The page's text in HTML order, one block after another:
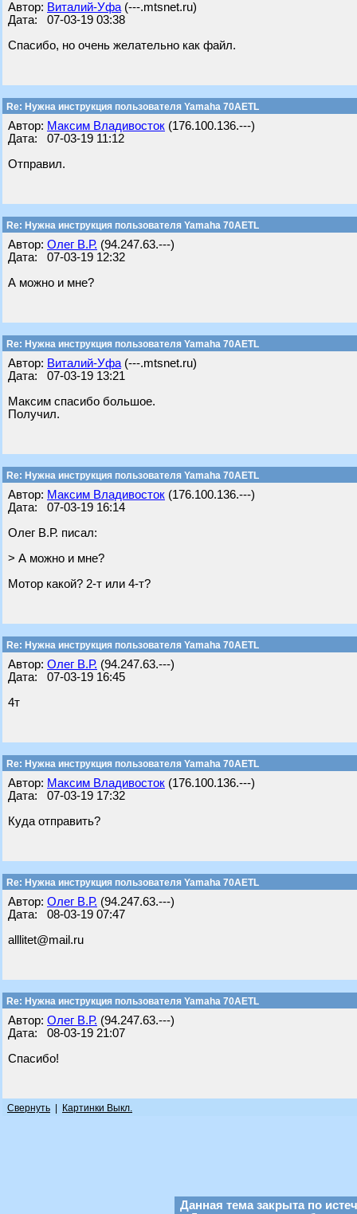
Автор: Виталий-Уфа (---.mtsnet.ru)
Дата: 07-03-19 03:38
Спасибо, но очень желательно как файл.
Re: Нужна инструкция пользователя Yamaha 70AETL
Автор: Максим Владивосток (176.100.136.---)
Дата: 07-03-19 11:12
Отправил.
Re: Нужна инструкция пользователя Yamaha 70AETL
Автор: Олег В.Р. (94.247.63.---)
Дата: 07-03-19 12:32
А можно и мне?
Re: Нужна инструкция пользователя Yamaha 70AETL
Автор: Виталий-Уфа (---.mtsnet.ru)
Дата: 07-03-19 13:21
Максим спасибо большое.
Получил.
Re: Нужна инструкция пользователя Yamaha 70AETL
Автор: Максим Владивосток (176.100.136.---)
Дата: 07-03-19 16:14
Олег В.Р. писал:
> А можно и мне?
Мотор какой? 2-т или 4-т?
Re: Нужна инструкция пользователя Yamaha 70AETL
Автор: Олег В.Р. (94.247.63.---)
Дата: 07-03-19 16:45
4т
Re: Нужна инструкция пользователя Yamaha 70AETL
Автор: Максим Владивосток (176.100.136.---)
Дата: 07-03-19 17:32
Куда отправить?
Re: Нужна инструкция пользователя Yamaha 70AETL
Автор: Олег В.Р. (94.247.63.---)
Дата: 08-03-19 07:47
alllitet@mail.ru
Re: Нужна инструкция пользователя Yamaha 70AETL
Автор: Олег В.Р. (94.247.63.---)
Дата: 08-03-19 21:07
Спасибо!
Свернуть Картинки Выкл.
Данная тема закрыта по